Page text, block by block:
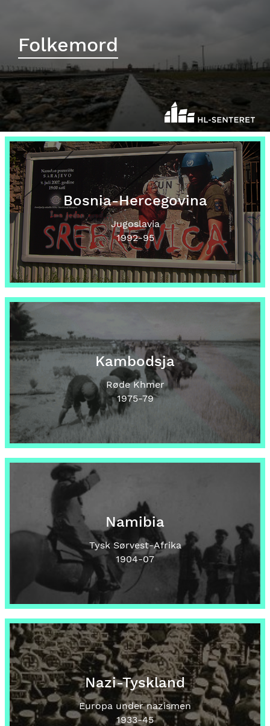
Folkemord
Bosnia-Hercegovina
Jugoslavia
1992-95
Kambodsja
Røde Khmer
1975-79
Namibia
Tysk Sørvest-Afrika
1904-07
Nazi-Tyskland
Europa under nazismen
1933-45